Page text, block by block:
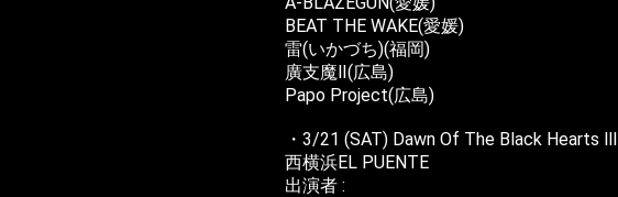
BEAT THE WAKE(愛媛)
雷(いかづち)(福岡)
廣支魔Ⅱ(広島)
Papo Project(広島)
・3/21 (SAT) Dawn Of The Black Hearts Ⅲ
西横浜EL PUENTE
出演者 :